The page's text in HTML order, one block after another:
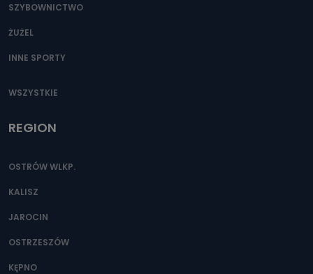
SZYBOWNICTWO
ŻUŻEL
INNE SPORTY
WSZYSTKIE
REGION
OSTRÓW WLKP.
KALISZ
JAROCIN
OSTRZESZÓW
KĘPNO